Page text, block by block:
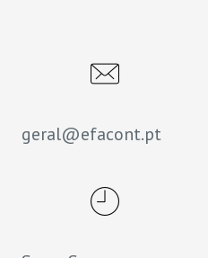
geral@efacont.pt